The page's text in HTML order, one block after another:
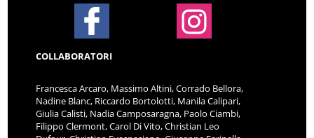
COLLABORATORI
Francesca Arcaro, Massimo Altini, Corrado Bellora,
Nadine Blanc, Riccardo Bortolotti, Manila Calipari,
Giulia Calisti, Nadia Camposaragna, Paolo Ciambi,
Filippo Clermont, Carol Di Vito, Christian Leo